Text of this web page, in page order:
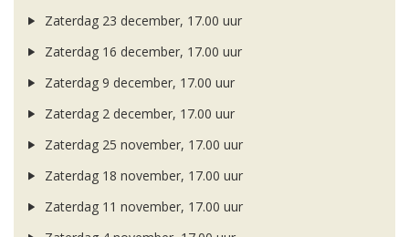
Zaterdag 23 december, 17.00 uur
Zaterdag 16 december, 17.00 uur
Zaterdag 9 december, 17.00 uur
Zaterdag 2 december, 17.00 uur
Zaterdag 25 november, 17.00 uur
Zaterdag 18 november, 17.00 uur
Zaterdag 11 november, 17.00 uur